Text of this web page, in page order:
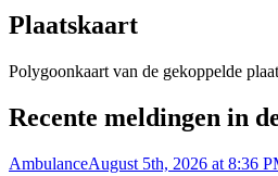
Plaatskaart
Polygoonkaart van de gekoppelde
Recente meldingen in
AmbulanceAugust 5th, 2026 at 8:36